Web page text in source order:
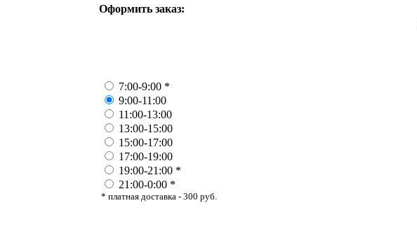
Оформить заказ:
7:00-9:00 *
9:00-11:00
11:00-13:00
13:00-15:00
15:00-17:00
17:00-19:00
19:00-21:00 *
21:00-0:00 *
* платная доставка - 300 руб.